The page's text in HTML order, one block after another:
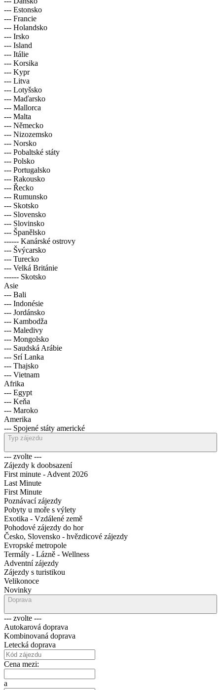
--- Estonsko
--- Francie
--- Holandsko
--- Irsko
--- Island
--- Itálie
--- Korsika
--- Kypr
--- Litva
--- Lotyšsko
--- Maďarsko
--- Mallorca
--- Malta
--- Německo
--- Nizozemsko
--- Norsko
--- Pobaltské státy
--- Polsko
--- Portugalsko
--- Rakousko
--- Řecko
--- Rumunsko
--- Skotsko
--- Slovensko
--- Slovinsko
--- Španělsko
------ Kanárské ostrovy
--- Švýcarsko
--- Turecko
--- Velká Británie
------ Skotsko
Asie
--- Bali
--- Indonésie
--- Jordánsko
--- Kambodža
--- Maledivy
--- Mongolsko
--- Saudská Arábie
--- Srí Lanka
--- Thajsko
--- Vietnam
Afrika
--- Egypt
--- Keňa
--- Maroko
Amerika
--- Spojené státy americké
Typ zájezdu
--- zvolte ---
Zájezdy k doobsazení
First minute - Advent 2026
Last Minute
First Minute
Poznávací zájezdy
Pobyty u moře s výlety
Exotika - Vzdálené země
Pohodové zájezdy do hor
Česko, Slovensko - hvězdicové zájezdy
Evropské metropole
Termály - Lázně - Wellness
Adventní zájezdy
Zájezdy s turistikou
Velikonoce
Novinky
Doprava
--- zvolte ---
Autokarová doprava
Kombinovaná doprava
Letecká doprava
Cena mezi:
a